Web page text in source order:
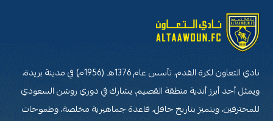
نادي التعاون لكرة القدم، تأسس عام 1376هـ (1956م) في مدينة بريدة،
ويمثل أحد أبرز أندية منطقة القصيم. يشارك في دوري روشن السعودي
للمحترفين، ويتميز بتاريخ حافل، قاعدة جماهيرية مخلصة، وطموحات